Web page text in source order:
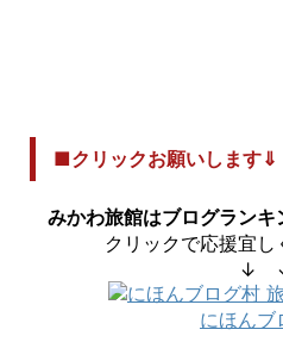
■クリックお願いします⇓
みかわ旅館はブログランキ
クリックで応援宜し
↓
にほんブ